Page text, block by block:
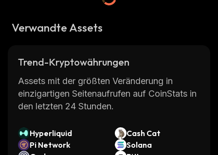
Verwandte Assets
Trend-Kryptowährungen
Assets mit der größten Veränderung in
einzigartigen Seitenaufrufen auf CoinStats in
den letzten 24 Stunden.
Hyperliquid
Cash Cat
Pi Network
Solana